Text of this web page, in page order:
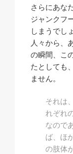
さらにあな
ジャンクフ
しまうでし
人々から、
の瞬間、こ
たとしても
ません。
それは
れぞれ
なので
ば、ほ
の肢体